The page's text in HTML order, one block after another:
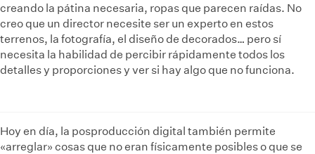
creando la pátina necesaria, ropas que parecen raídas. No
creo que un director necesite ser un experto en estos
terrenos, la fotografía, el diseño de decorados… pero sí
necesita la habilidad de percibir rápidamente todos los
detalles y proporciones y ver si hay algo que no funciona.
Hoy en día, la posproducción digital también permite
«arreglar» cosas que no eran físicamente posibles o que se